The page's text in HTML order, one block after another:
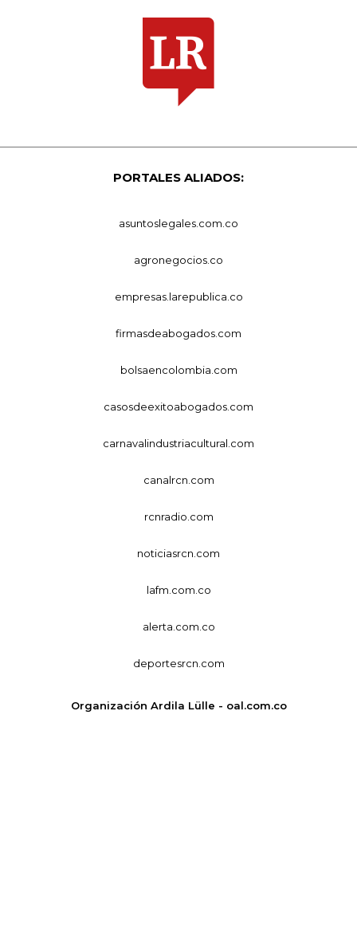
PORTALES ALIADOS:
asuntoslegales.com.co
agronegocios.co
empresas.larepublica.co
firmasdeabogados.com
bolsaencolombia.com
casosdeexitoabogados.com
carnavalindustriacultural.com
canalrcn.com
rcnradio.com
noticiasrcn.com
lafm.com.co
alerta.com.co
deportesrcn.com
Organización Ardila Lülle - oal.com.co